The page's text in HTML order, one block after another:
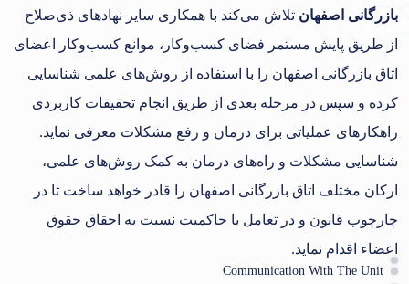
بازرگانی اصفهان تلاش می‌کند با همکاری سایر نهادهای ذی‌صلاح
از طریق پایش مستمر فضای کسب‌وکار، موانع کسب‌وکار اعضای
اتاق بازرگانی اصفهان را با استفاده از روش‌های علمی شناسایی
کرده و سپس در مرحله بعدی از طریق انجام تحقیقات کاربردی
راهکارهای عملیاتی برای درمان و رفع مشکلات معرفی نماید.
شناسایی مشکلات و راه‌های درمان به کمک روش‌های علمی،
ارکان مختلف اتاق بازرگانی اصفهان را قادر خواهد ساخت تا در
چارچوب قانون و در تعامل با حاکمیت نسبت به احقاق حقوق
اعضاء اقدام نماید.
Communication With The Unit